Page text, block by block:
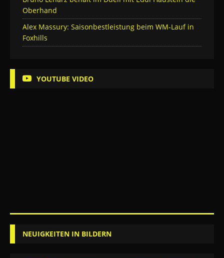
Oberhand
Alex Massury: Saisonbestleistung beim WM-Lauf in
Foxhills
YOUTUBE VIDEO
NEUIGKEITEN IN BILDERN